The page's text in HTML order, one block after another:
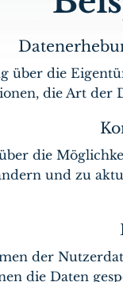
über die
die Art der
die
und zu
der
die Daten